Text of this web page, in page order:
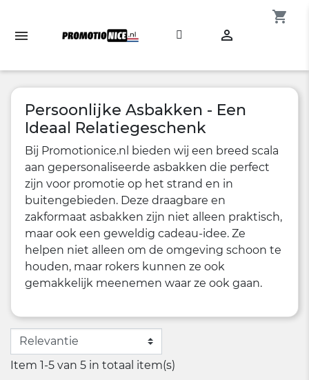

shopping_cart
Persoonlijke Asbakken - Een
Ideaal Relatiegeschenk
Bij Promotionice.nl bieden wij een breed scala
aan gepersonaliseerde asbakken die perfect
zijn voor promotie op het strand en in
buitengebieden. Deze draagbare en
zakformaat asbakken zijn niet alleen praktisch,
maar ook een geweldig cadeau-idee. Ze
helpen niet alleen om de omgeving schoon te
houden, maar rokers kunnen ze ook
gemakkelijk meenemen waar ze ook gaan.
Item 1-5 van 5 in totaal item(s)